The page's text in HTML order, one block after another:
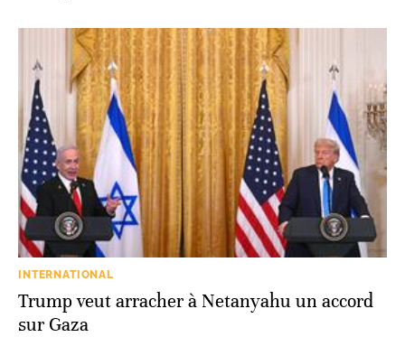
INTERNATIONAL
Trump veut arracher à Netanyahu un accord
sur Gaza